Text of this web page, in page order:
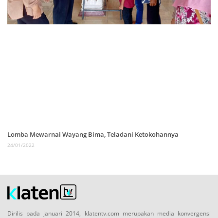
Lomba Mewarnai Wayang Bima, Teladani Ketokohannya
24/01/2022
Dirilis pada januari 2014, klatentv.com merupakan media konvergensi